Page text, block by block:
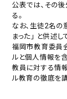
公表では、その
る。
なお、生徒2名の
まった」 と供述し
福岡市教育委員
ルと個人情報を
教員に対する情
ル教育の徹底を